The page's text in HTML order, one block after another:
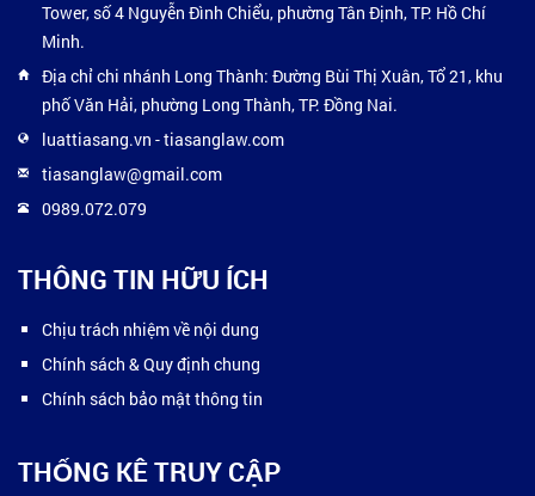
Tower, số 4 Nguyễn Đình Chiểu, phường Tân Định, TP. Hồ Chí
Minh.
Địa chỉ chi nhánh Long Thành: Đường Bùi Thị Xuân, Tổ 21, khu
phố Văn Hải, phường Long Thành, TP. Đồng Nai.
luattiasang.vn -tiasanglaw.com
tiasanglaw@gmail.com
0989.072.079
THÔNG TIN HỮU ÍCH
Chịu trách nhiệm về nội dung
Chính sách & Quy định chung
Chính sách bảo mật thông tin
THỐNG KÊ TRUY CẬP